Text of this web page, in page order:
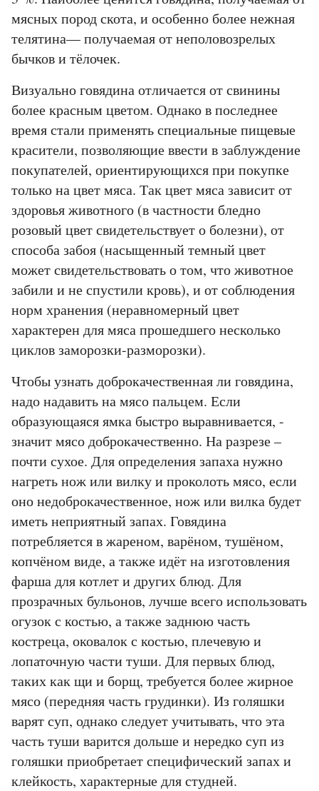
мясных пород скота, и особенно более нежная
телятина— получаемая от неполовозрелых
бычков и тёлочек.
Визуально говядина отличается от свинины
более красным цветом. Однако в последнее
время стали применять специальные пищевые
красители, позволяющие ввести в заблуждение
покупателей, ориентирующихся при покупке
только на цвет мяса. Так цвет мяса зависит от
здоровья животного (в частности бледно
розовый цвет свидетельствует о болезни), от
способа забоя (насыщенный темный цвет
может свидетельствовать о том, что животное
забили и не спустили кровь), и от соблюдения
норм хранения (неравномерный цвет
характерен для мяса прошедшего несколько
циклов заморозки-разморозки).
Чтобы узнать доброкачественная ли говядина,
надо надавить на мясо пальцем. Если
образующаяся ямка быстро выравнивается, -
значит мясо доброкачественно. На разрезе –
почти сухое. Для определения запаха нужно
нагреть нож или вилку и проколоть мясо, если
оно недоброкачественное, нож или вилка будет
иметь неприятный запах. Говядина
потребляется в жареном, варёном, тушёном,
копчёном виде, а также идёт на изготовления
фарша для котлет и других блюд. Для
прозрачных бульонов, лучше всего использовать
огузок с костью, а также заднюю часть
костреца, оковалок с костью, плечевую и
лопаточную части туши. Для первых блюд,
таких как щи и борщ, требуется более жирное
мясо (передняя часть грудинки). Из голяшки
варят суп, однако следует учитывать, что эта
часть туши варится дольше и нередко суп из
голяшки приобретает специфический запах и
клейкость, характерные для студней.